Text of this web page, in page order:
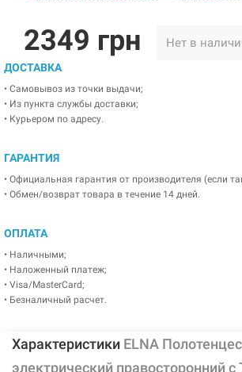
2349 грн Нет в
ДОСТАВКА
• Самовывоз из точки выдачи;
• Из пункта службы доставки;
• Курьером по адресу.
ГАРАНТИЯ
• Официальная гарантия от производителя (если
• Обмен/возврат товара в течение 14 дней.
ОПЛАТА
• Наличными;
• Наложенный платеж;
• Visa/MasterCard;
• Безналичный расчет.
Характеристики ELNA
электрический правосторонний